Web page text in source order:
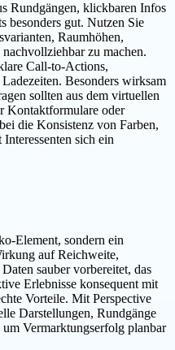
Rundgängen, klickbaren Infos
besonders gut. Nutzen Sie
Raumhöhen,
zu machen.
Call-to-Actions,
Besonders wirksam
sollten aus dem virtuellen
Kontaktformulare oder
die Konsistenz von Farben,
sich ein
Element, sondern ein
auf Reichweite,
sauber vorbereitet, das
Erlebnisse konsequent mit
Vorteile. Mit Perspective
Darstellungen, Rundgänge
Vermarktungserfolg planbar